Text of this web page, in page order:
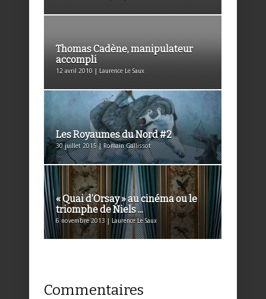
Thomas Cadène, manipulateur
accompli
12 avril 2010 | Laurence Le Saux
Les Royaumes du Nord #2
30 juillet 2015 | Romain Gallissot
« Quai d’Orsay » au cinéma ou le
triomphe de Niels ...
6 novembre 2013 | Laurence Le Saux
Commentaires